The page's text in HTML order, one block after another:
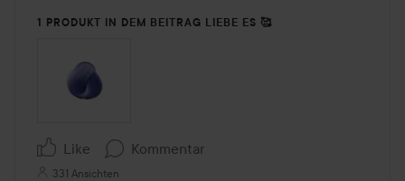
1 PRODUKT IN DEM BEITRAG LIEBE ES 🥰
Like Kommentar
331 Ansichten